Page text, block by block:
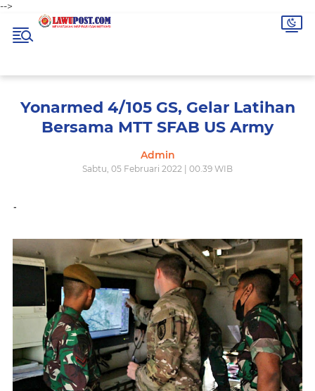
-->
Yonarmed 4/105 GS, Gelar Latihan
Bersama MTT SFAB US Army
Admin
Sabtu, 05 Februari 2022 | 00.39 WIB
-